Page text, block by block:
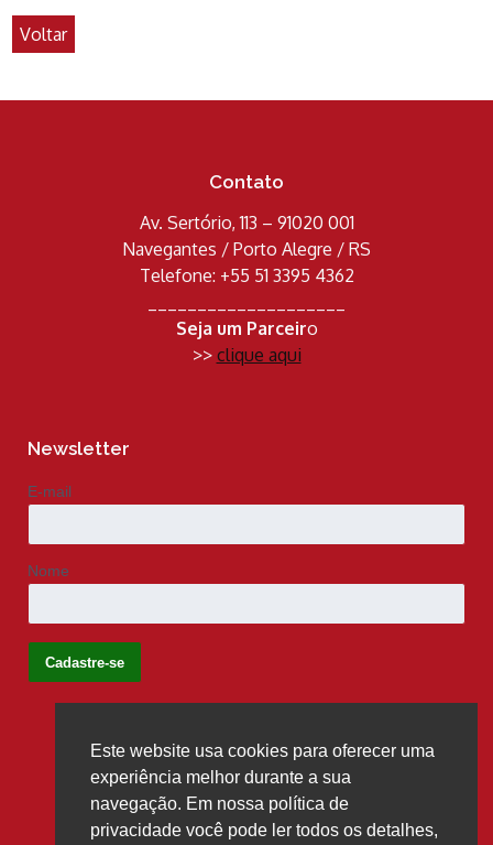
Voltar
Contato
Av. Sertório, 113 – 91020 001
Navegantes / Porto Alegre / RS
Telefone: +55 51 3395 4362
Seja um Parceiro
>> clique aqui
Newsletter
E-mail
Nome
Siga-nos
Este website usa cookies para oferecer uma
experiência melhor durante a sua
navegação. Em nossa política de
privacidade você pode ler todos os detalhes,